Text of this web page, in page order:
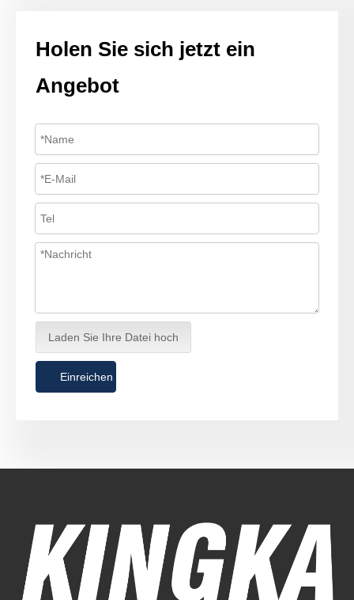
Holen Sie sich jetzt ein
Angebot
Laden Sie Ihre Datei hoch
Einreichen